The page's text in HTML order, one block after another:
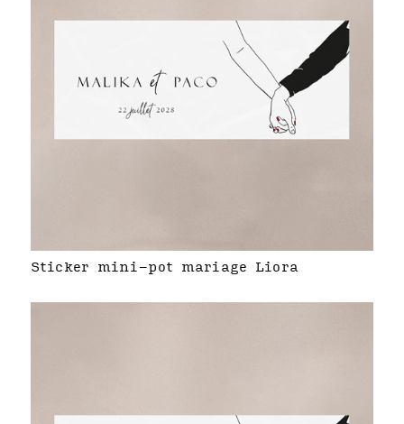
Sticker mini-pot mariage Liora